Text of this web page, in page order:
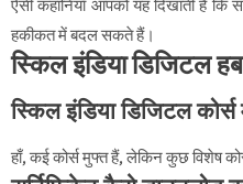
ऐसी कहानियाँ आपको यह दिखाती हैं
हकीकत में बदल सकते हैं।
स्किल इंडिया डिजिटल
स्किल इंडिया डिजिटल
हाँ, कई कोर्स मुफ्त हैं, लेकिन कुछ विशेष